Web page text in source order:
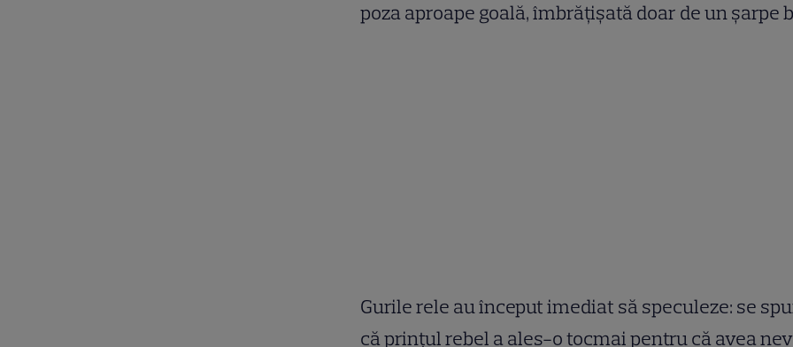
poza aproape goală, îmbrățișată doar de un șarpe
Gurile rele au început imediat să speculeze: se
că prințul rebel a ales-o tocmai pentru că avea